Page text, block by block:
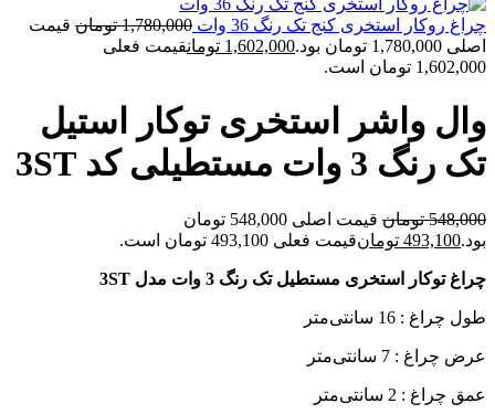
چراغ روکار استخری کنج تک رنگ 36 وات 1,780,000 تومان قیمت
اصلی 1,780,000 تومان بود.
1,602,000 تومانقیمت فعلی
1,602,000 تومان است.
وال واشر استخری توکار استیل
تک رنگ 3 وات مستطیلی کد 3ST
548,000 تومان
قیمت اصلی 548,000 تومان
بود.493,100 تومانقیمت فعلی 493,100 تومان است.
چراغ توکار استخری مستطیل تک رنگ 3 وات مدل 3ST
طول چراغ : 16 سانتی‌متر
عرض چراغ : 7 سانتی‌متر
عمق چراغ : 2 سانتی‌متر